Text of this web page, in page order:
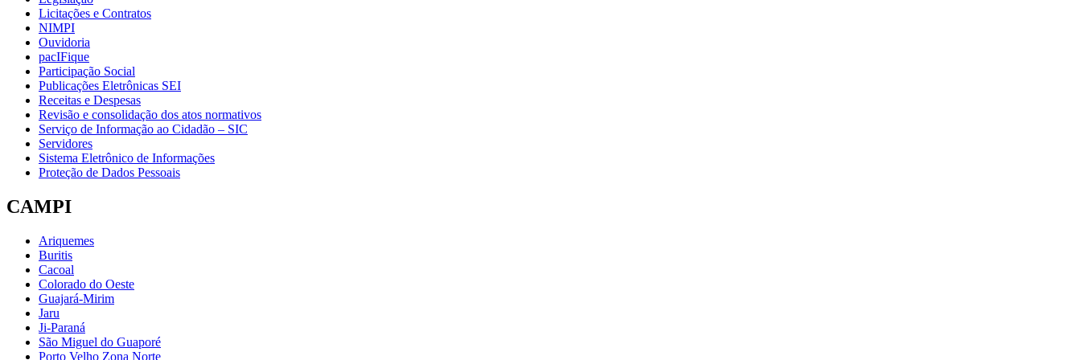
Licitações e Contratos
NIMPI
Ouvidoria
pacIFique
Participação Social
Publicações Eletrônicas SEI
Receitas e Despesas
Revisão e consolidação dos atos normativos
Serviço de Informação ao Cidadão – SIC
Servidores
Sistema Eletrônico de Informações
Proteção de Dados Pessoais
CAMPI
Ariquemes
Buritis
Cacoal
Colorado do Oeste
Guajará-Mirim
Jaru
Ji-Paraná
São Miguel do Guaporé
Porto Velho Zona Norte